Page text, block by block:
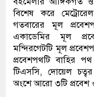
বিশেষ করে
গতবারের মূল
একাডেমির মূল
মন্দিরগেটটি মূল
প্রবেশপথটি বাহির
টিএসসি, দোয়েল চত্বর
অংশে আরো ৩টি প্রবেশ